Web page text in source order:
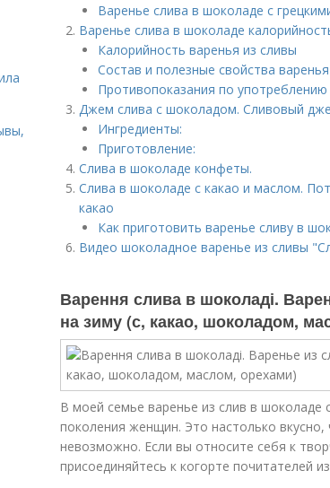
Варенье слива в шоколаде с
Варенье слива в шоколаде
Калорийность варенья из сливы
Состав и полезные свойства
Противопоказания по употреблению
Джем слива с шоколадом. Сливовый
Ингредиенты:
Приготовление:
Слива в шоколаде конфеты.
Слива в шоколаде с какао и маслом.
какао
Как приготовить варенье сливу в
Видео шоколадное варенье из сливы
Варення слива в шоколаді.
на зиму (с, какао, шоколадом,
В моей семье варенье из слив в шоколаде
поколения женщин. Это настолько
невозможно. Если вы относите себя к
присоединяйтесь к когорте почитателей